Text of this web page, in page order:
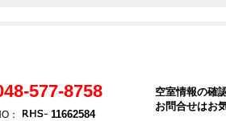
577-8758
： 11662584
空室情報の確
お問合せはお